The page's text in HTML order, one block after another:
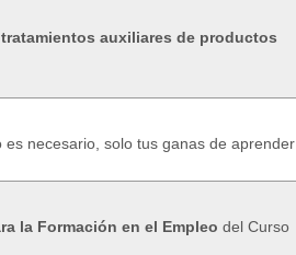
auxiliares de productos
necesario, solo tus ganas de aprender
la Formación en el Empleo del Curso